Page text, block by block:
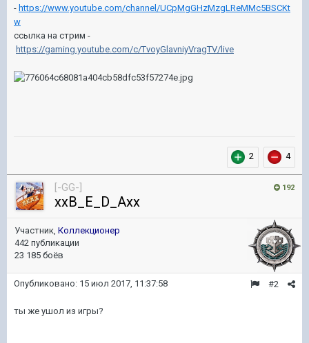
- https://www.youtube.com/channel/UCpMgGHzMzgLReMMc5BSCKt
w
ссылка на стрим -
https://gaming.youtube.com/c/TvoyGlavniyVragTV/live
2 4
192
[-GG-]
xxB_E_D_Axx
Участник, Коллекционер
442 публикации
23 185 боёв
#2
Опубликовано: 15 июл 2017, 11:37:58
ты же ушол из игры?